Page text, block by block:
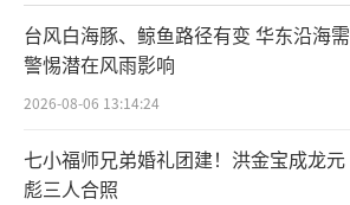
台风白海豚、鲸鱼路径有变 华东沿海需
警惕潜在风雨影响
2026-08-06 13:14:24
七小福师兄弟婚礼团建！洪金宝成龙元
彪三人合照